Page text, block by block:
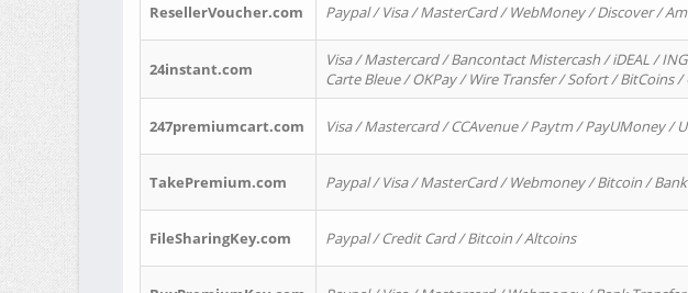
ResellerVoucher.com Paypal / Visa / MasterCard / WebMoney / Discover /
24instant.com
Visa / Mastercard / Bancontact Mistercash / iDEAL /
Carte Bleue / OKPay / Wire Transfer / Sofort / BitCoins
247premiumcart.com Visa / Mastercard / CCAvenue / Paytm / PayUMoney /
TakePremium.com Paypal / Visa / MasterCard / Webmoney / Bitcoin /
FileSharingKey.com Paypal / Credit Card / Bitcoin / Altcoins